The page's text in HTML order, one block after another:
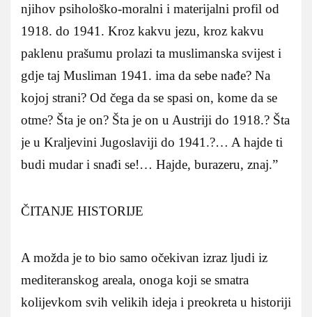
njihov psihološko-moralni i materijalni profil od
1918. do 1941. Kroz kakvu jezu, kroz kakvu
paklenu prašumu prolazi ta muslimanska svijest i
gdje taj Musliman 1941. ima da sebe nađe? Na
kojoj strani? Od čega da se spasi on, kome da se
otme? Šta je on? Šta je on u Austriji do 1918.? Šta
je u Kraljevini Jugoslaviji do 1941.?… A hajde ti
budi mudar i snađi se!… Hajde, burazeru, znaj.”
ČITANJE HISTORIJE
A možda je to bio samo očekivan izraz ljudi iz
mediteranskog areala, onoga koji se smatra
kolijevkom svih velikih ideja i preokreta u historiji